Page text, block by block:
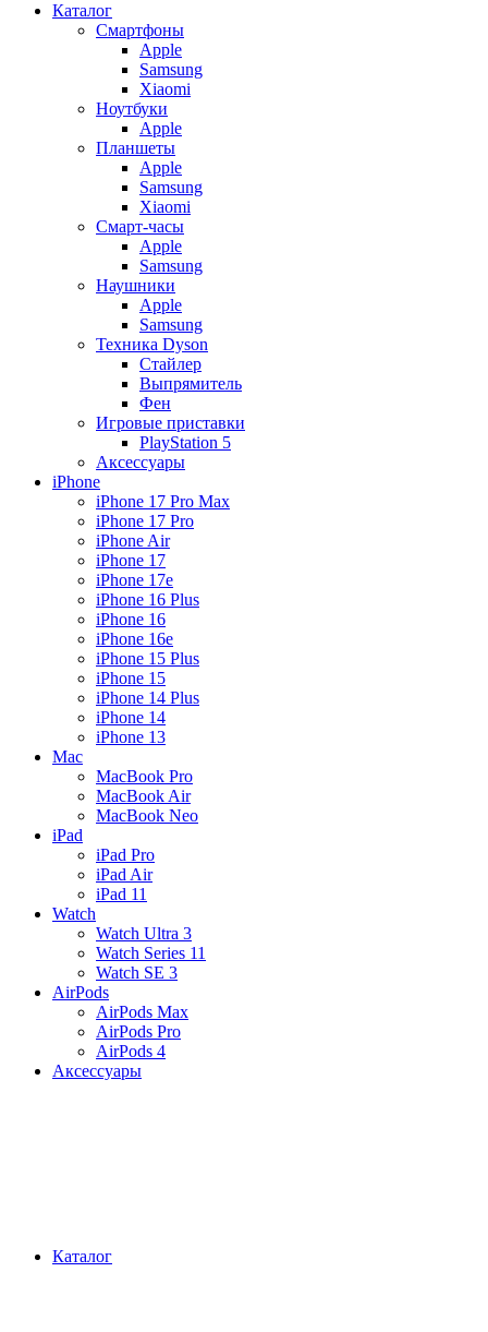
Каталог
Смартфоны
Apple
Samsung
Xiaomi
Ноутбуки
Apple
Планшеты
Apple
Samsung
Xiaomi
Смарт-часы
Apple
Samsung
Наушники
Apple
Samsung
Техника Dyson
Стайлер
Выпрямитель
Фен
Игровые приставки
PlayStation 5
Аксессуары
iPhone
iPhone 17 Pro Max
iPhone 17 Pro
iPhone Air
iPhone 17
iPhone 17e
iPhone 16 Plus
iPhone 16
iPhone 16e
iPhone 15 Plus
iPhone 15
iPhone 14 Plus
iPhone 14
iPhone 13
Mac
MacBook Pro
MacBook Air
MacBook Neo
iPad
iPad Pro
iPad Air
iPad 11
Watch
Watch Ultra 3
Watch Series 11
Watch SE 3
AirPods
AirPods Max
AirPods Pro
AirPods 4
Аксессуары
Каталог